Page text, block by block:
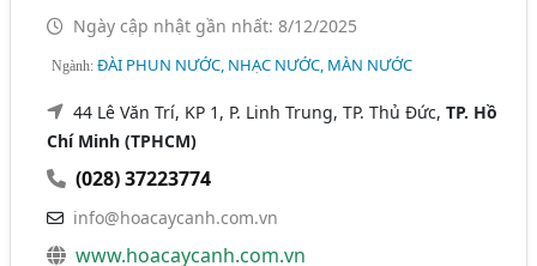
Ngày cập nhật gần nhất: 8/12/2025
Ngành:ĐÀI PHUN NƯỚC, NHẠC NƯỚC, MÀN NƯỚC
44 Lê Văn Trí, KP 1, P. Linh Trung, TP. Thủ Đức,TP. Hồ
Chí Minh (TPHCM)
(028) 37223774
info@hoacaycanh.com.vn
www.hoacaycanh.com.vn